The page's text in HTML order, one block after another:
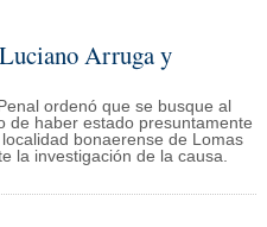
Arruga y
ordenó que se busque al
de haber estado presuntamente
bonaerense de Lomas
la investigación de la causa.